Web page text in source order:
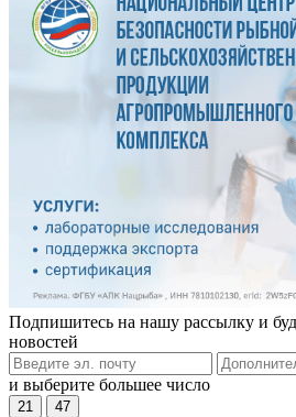
Подпишитесь на нашу рассылку и
новостей
и выберите большее число
21 47